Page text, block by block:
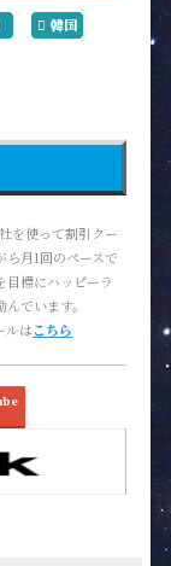
韓国
を使って割引クー
ら月1回のペースで
目標にハッピーラ
でいます。
ルはこちら